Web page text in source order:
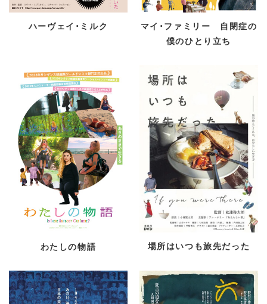
ハーヴェイ・ミルク
マイ・ファミリー 自閉症の
僕のひとり立ち
わたしの物語 場所はいつも旅先だった